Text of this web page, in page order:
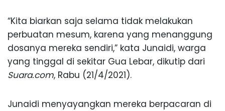
“Kita biarkan saja selama tidak melakukan
perbuatan mesum, karena yang menanggung
dosanya mereka sendiri,” kata Junaidi, warga
yang tinggal di sekitar Gua Lebar, dikutip dari
Suara.com, Rabu (21/4/2021).
Junaidi menyayangkan mereka berpacaran di